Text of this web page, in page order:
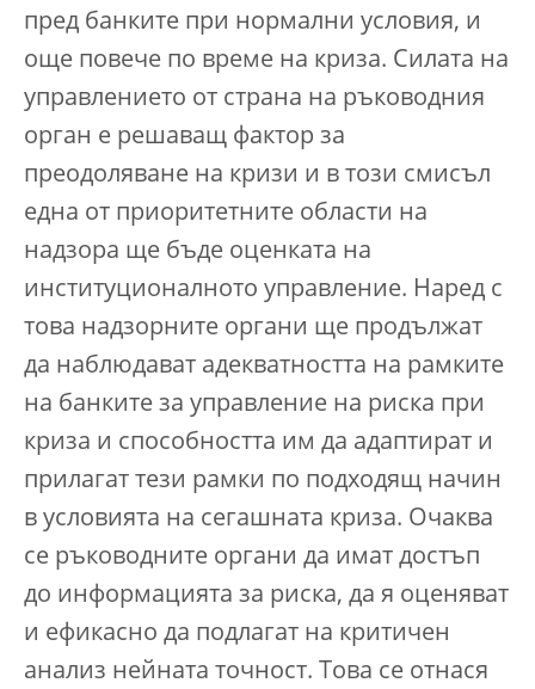
пред банките при нормални условия, и
още повече по време на криза. Силата на
управлението от страна на ръководния
орган е решаващ фактор за
преодоляване на кризи и в този смисъл
една от приоритетните области на
надзора ще бъде оценката на
институционалното управление. Наред с
това надзорните органи ще продължат
да наблюдават адекватността на рамките
на банките за управление на риска при
криза и способността им да адаптират и
прилагат тези рамки по подходящ начин
в условията на сегашната криза. Очаква
се ръководните органи да имат достъп
до информацията за риска, да я оценяват
и ефикасно да подлагат на критичен
анализ нейната точност. Това се отнася